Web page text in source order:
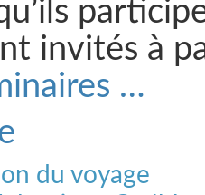
invités à
…
du voyage